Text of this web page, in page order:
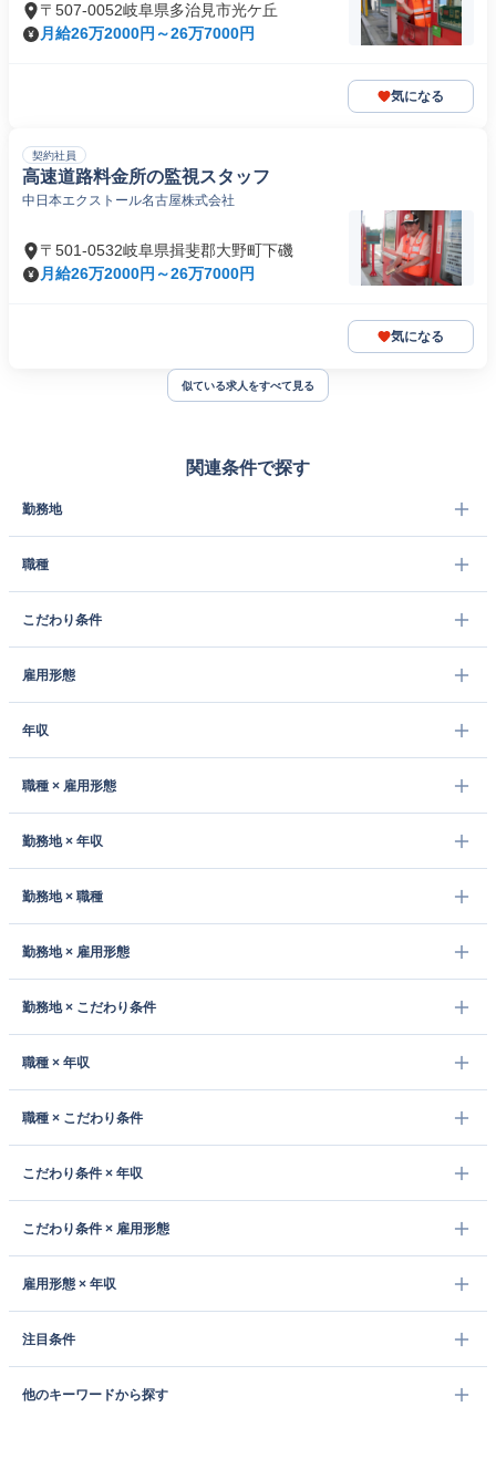
〒507-0052岐阜県多治見市光ケ丘
月給26万2000円～26万7000円
気になる
契約社員
高速道路料金所の監視スタッフ
中日本エクストール名古屋株式会社
〒501-0532岐阜県揖斐郡大野町下磯
月給26万2000円～26万7000円
気になる
似ている求人をすべて見る
関連条件で探す
勤務地
職種
こだわり条件
雇用形態
年収
職種 × 雇用形態
勤務地 × 年収
勤務地 × 職種
勤務地 × 雇用形態
勤務地 × こだわり条件
職種 × 年収
職種 × こだわり条件
こだわり条件 × 年収
こだわり条件 × 雇用形態
雇用形態 × 年収
注目条件
他のキーワードから探す